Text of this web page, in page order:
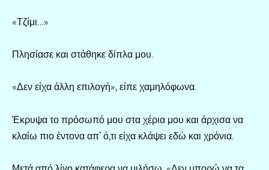
«Τζίμι…»
Πλησίασε και στάθηκε δίπλα μου.
«Δεν είχα άλλη επιλογή», είπε χαμηλόφωνα.
Έκρυψα το πρόσωπό μου στα χέρια μου και άρχισα να
κλαίω πιο έντονα απ’ ό,τι είχα κλάψει εδώ και χρόνια.